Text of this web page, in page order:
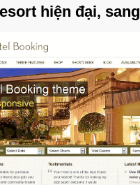
hiện đại,